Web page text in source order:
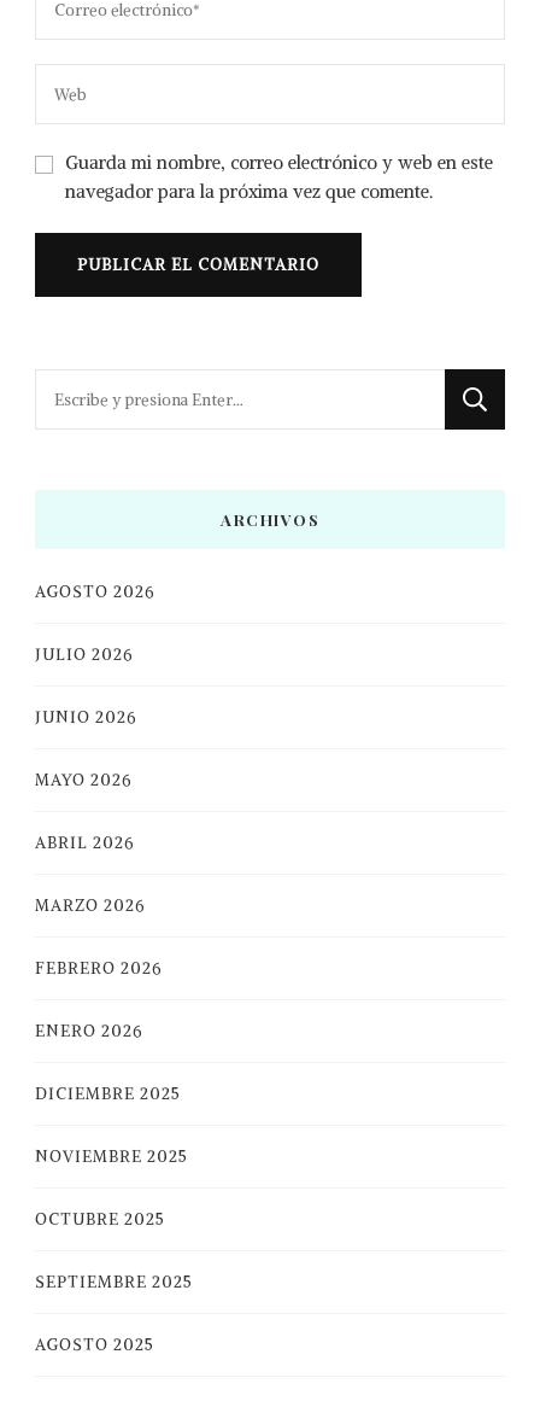
Guarda mi nombre, correo electrónico y web en este
navegador para la próxima vez que comente.
ARCHIVOS
AGOSTO 2026
JULIO 2026
JUNIO 2026
MAYO 2026
ABRIL 2026
MARZO 2026
FEBRERO 2026
ENERO 2026
DICIEMBRE 2025
NOVIEMBRE 2025
OCTUBRE 2025
SEPTIEMBRE 2025
AGOSTO 2025